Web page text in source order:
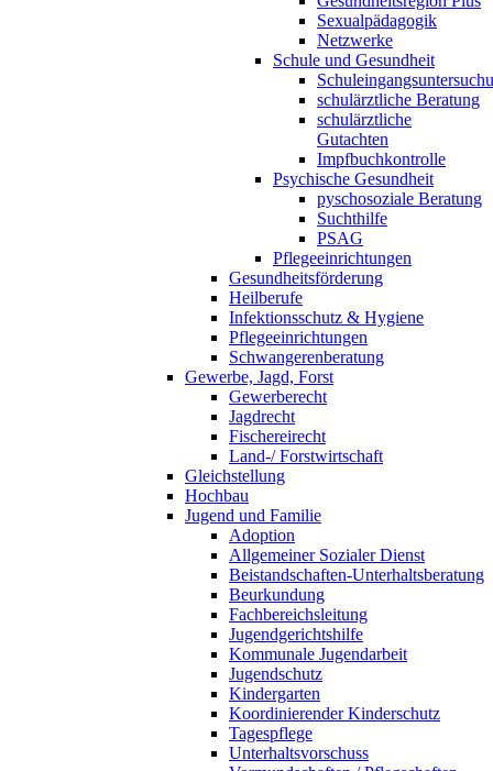
Sexualpädagogik
Netzwerke
Schule und Gesundheit
schulärztliche Beratung
schulärztliche
Gutachten
Impfbuchkontrolle
Psychische Gesundheit
pyschosoziale Beratung
Suchthilfe
PSAG
Pflegeeinrichtungen
Gesundheitsförderung
Heilberufe
Infektionsschutz & Hygiene
Pflegeeinrichtungen
Schwangerenberatung
Gewerbe, Jagd, Forst
Gewerberecht
Jagdrecht
Fischereirecht
Land-/ Forstwirtschaft
Gleichstellung
Hochbau
Jugend und Familie
Adoption
Allgemeiner Sozialer Dienst
Beistandschaften-Unterhaltsberatung
Beurkundung
Fachbereichsleitung
Jugendgerichtshilfe
Kommunale Jugendarbeit
Jugendschutz
Kindergarten
Koordinierender Kinderschutz
Tagespflege
Unterhaltsvorschuss